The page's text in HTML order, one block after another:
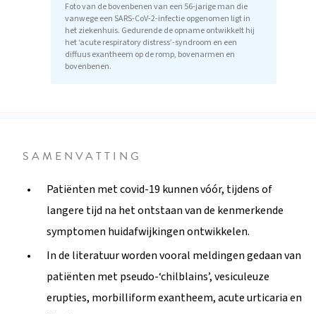
Foto van de bovenbenen van een 56-jarige man die
vanwege een SARS-CoV-2-infectie opgenomen ligt in
het ziekenhuis. Gedurende de opname ontwikkelt hij
het ‘acute respiratory distress’-syndroom en een
diffuus exantheem op de romp, bovenarmen en
bovenbenen.
SAMENVATTING
Patiënten met covid-19 kunnen vóór, tijdens of
langere tijd na het ontstaan van de kenmerkende
symptomen huidafwijkingen ontwikkelen.
In de literatuur worden vooral meldingen gedaan van
patiënten met pseudo-‘chilblains’, vesiculeuze
erupties, morbilliform exantheem, acute urticaria en